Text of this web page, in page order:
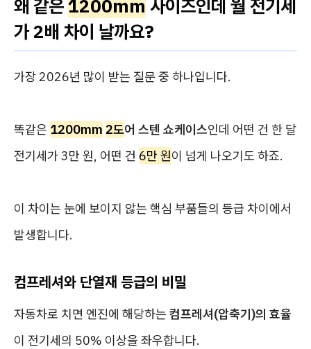
왜 같은1200mm 사이즈인데 월 전기세
가 2배 차이 날까요?
가장 2026년 많이 받는 질문 중 하나입니다.
똑같은 1200mm 2도어 스텐 쇼케이스인데 어떤 건 한 달
전기세가 3만 원, 어떤 건 6만 원이 넘게 나오기도 하죠.
이 차이는 눈에 보이지 않는 핵심 부품들의 등급 차이에서
발생합니다.
컴프레셔와 단열재 등급의 비밀
자동차로 치면 엔진에 해당하는 컴프레셔(압축기)의 효율
이 전기세의 50% 이상을 좌우합니다.